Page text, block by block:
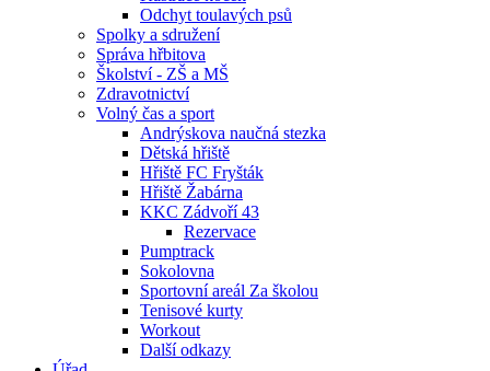
Odchyt toulavých psů
Spolky a sdružení
Správa hřbitova
Školství - ZŠ a MŠ
Zdravotnictví
Volný čas a sport
Andrýskova naučná stezka
Dětská hřiště
Hřiště FC Fryšták
Hřiště Žabárna
KKC Zádvoří 43
Rezervace
Pumptrack
Sokolovna
Sportovní areál Za školou
Tenisové kurty
Workout
Další odkazy